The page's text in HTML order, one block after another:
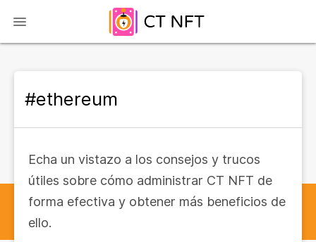
#ethereum
Echa un vistazo a los consejos y trucos
útiles sobre cómo administrar CT NFT de
forma efectiva y obtener más beneficios de
ello.